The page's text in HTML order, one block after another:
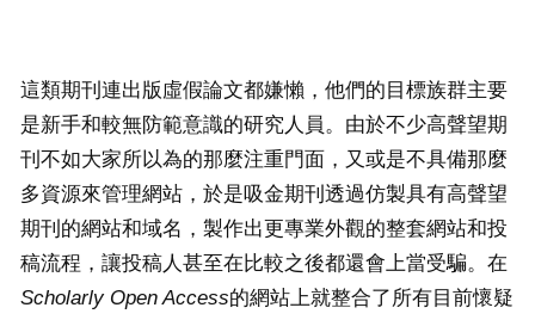
這類期刊連出版虛假論文都嫌懶，他們的目標族群主要
是新手和較無防範意識的研究人員。由於不少高聲望期
刊不如大家所以為的那麼注重門面，又或是不具備那麼
多資源來管理網站，於是吸金期刊透過仿製具有高聲望
期刊的網站和域名，製作出更專業外觀的整套網站和投
稿流程，讓投稿人甚至在比較之後都還會上當受騙。在
Scholarly Open Access的網站上就整合了所有目前懷疑